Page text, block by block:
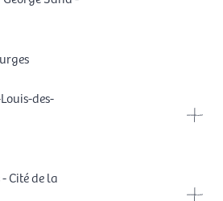
des-
Cité de la